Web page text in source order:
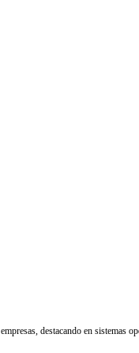
destacando en